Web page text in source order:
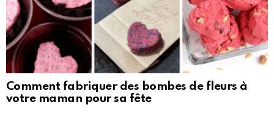
Comment fabriquer des bombes de fleurs à
votre maman pour sa fête